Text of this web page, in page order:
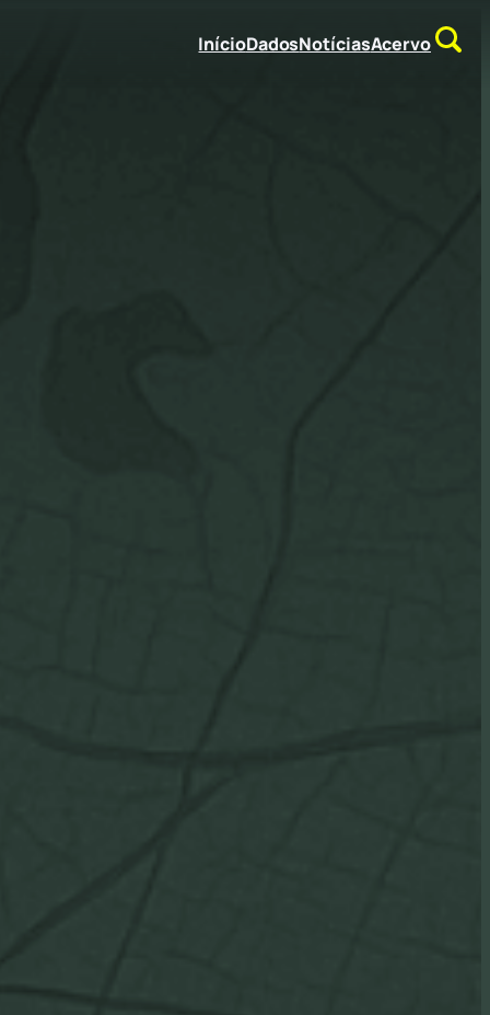
InícioDadosNotíciasAcervo